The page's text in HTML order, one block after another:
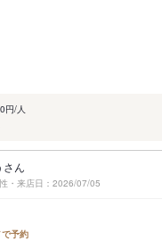
円/人
さん
・来店日：2026/07/05
予約